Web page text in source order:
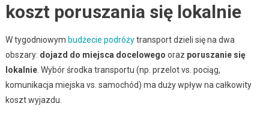
koszt poruszania się lokalnie
W tygodniowym budżecie podróżytransport dzieli się na dwa
obszary: dojazd do miejsca docelowego oraz poruszanie się
lokalnie. Wybór środka transportu (np. przelot vs. pociąg,
komunikacja miejska vs. samochód) ma duży wpływ na całkowity
koszt wyjazdu.